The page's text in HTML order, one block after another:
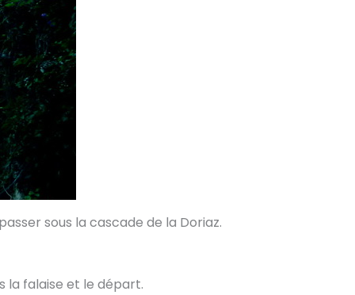
sous la cascade de la Doriaz.
la falaise et le départ.